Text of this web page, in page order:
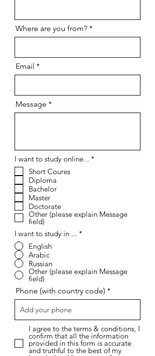
Where are you from?
Email
Message
I want to study online... *
Short Coures
Diploma
Bachelor
Master
Doctorate
Other (please explain Message
field)
I want to study in ... *
English
Arabic
Russian
Other (please explain Message
field)
Phone (with country code)
I agree to the terms & conditions, I
confirm that all the information
provided in this form is accurate
and truthful to the best of my